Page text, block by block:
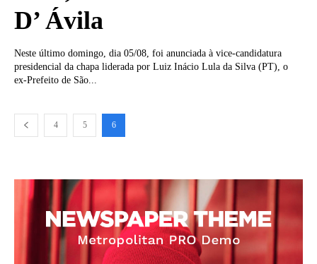
D’ Ávila
Neste último domingo, dia 05/08, foi anunciada à vice-candidatura
presidencial da chapa liderada por Luiz Inácio Lula da Silva (PT), o
ex-Prefeito de São...
4 5 6